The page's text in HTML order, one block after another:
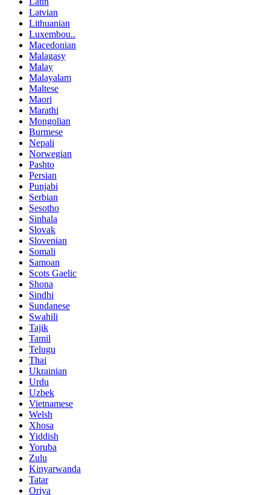
Latvian
Lithuanian
Luxembou..
Macedonian
Malagasy
Malay
Malayalam
Maltese
Maori
Marathi
Mongolian
Burmese
Nepali
Norwegian
Pashto
Persian
Punjabi
Serbian
Sesotho
Sinhala
Slovak
Slovenian
Somali
Samoan
Scots Gaelic
Shona
Sindhi
Sundanese
Swahili
Tajik
Tamil
Telugu
Thai
Ukrainian
Urdu
Uzbek
Vietnamese
Welsh
Xhosa
Yiddish
Yoruba
Zulu
Kinyarwanda
Tatar
Oriya